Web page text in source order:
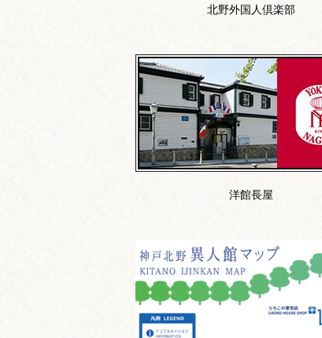
北野外国人倶楽部
洋館長屋